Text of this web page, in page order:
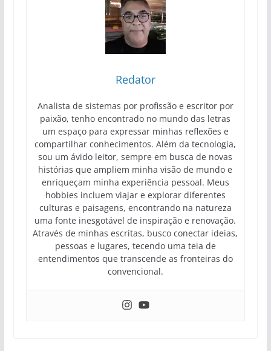
Redator
Analista de sistemas por profissão e escritor por
paixão, tenho encontrado no mundo das letras
um espaço para expressar minhas reflexões e
compartilhar conhecimentos. Além da tecnologia,
sou um ávido leitor, sempre em busca de novas
histórias que ampliem minha visão de mundo e
enriqueçam minha experiência pessoal. Meus
hobbies incluem viajar e explorar diferentes
culturas e paisagens, encontrando na natureza
uma fonte inesgotável de inspiração e renovação.
Através de minhas escritas, busco conectar ideias,
pessoas e lugares, tecendo uma teia de
entendimentos que transcende as fronteiras do
convencional.